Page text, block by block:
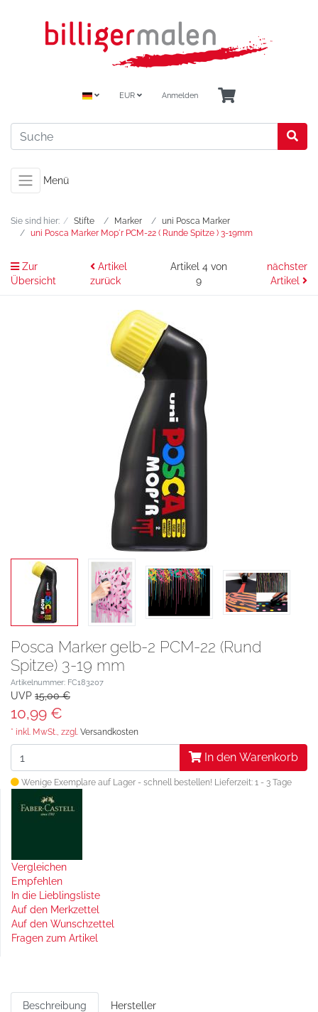
EUR Anmelden
Menü
Sie sind hier: Stifte Marker
uni Posca Marker
uni Posca Marker Mop´r PCM-22 ( Runde Spitze ) 3-19mm
Zur
Übersicht
Artikel
zurück
Artikel 4 von
9
nächster
Artikel
Posca Marker gelb-2 PCM-22 (Rund
Spitze) 3-19 mm
Artikelnummer: FC183207
UVP 15,00 €
10,99 €
* inkl. MwSt., zzgl. Versandkosten
In den Warenkorb
Wenige Exemplare auf Lager - schnell bestellen! Lieferzeit: 1 - 3 Tage
Vergleichen
Empfehlen
In die Lieblingsliste
Auf den Merkzettel
Auf den Wunschzettel
Fragen zum Artikel
Beschreibung Hersteller